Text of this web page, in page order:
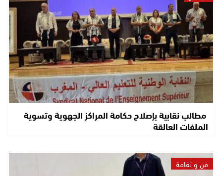
مطالب نقابية بإصلاح حكامة المراكز الجهوية وتسوية
الملفات العالقة
فن و ثقافة